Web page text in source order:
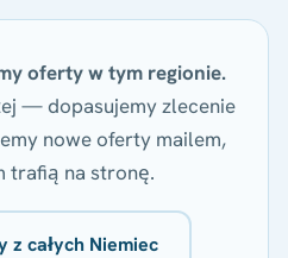
oferty w tym regionie.
— dopasujemy zlecenie
nowe oferty mailem,
trafią na stronę.
z całych Niemiec